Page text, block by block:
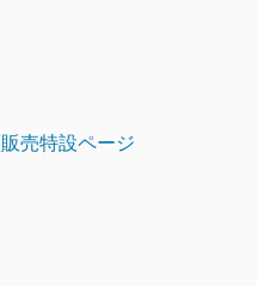
売特設ページ